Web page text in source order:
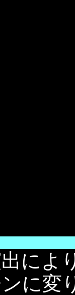
によ
に変